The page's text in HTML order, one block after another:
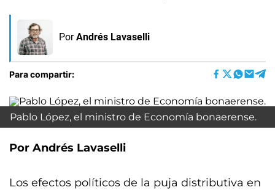
Por Andrés Lavaselli
Para compartir:
Pablo López, el ministro de Economía bonaerense.
Por Andrés Lavaselli
Los efectos políticos de la puja distributiva en